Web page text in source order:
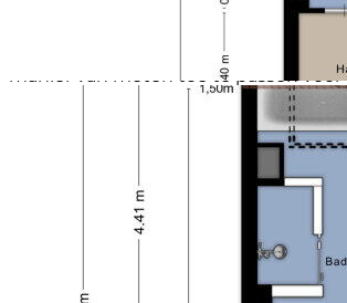
Toelichtingsclausule NEN2580:
De Meetinstructie is gebaseerd op de
Meetinstructie is bedoeld om een
manier van meten toe te passen voor
een indicatie van de
Meetinstructie sluit verschillen in
niet volledig uit, door bijvoorbeeld
interpretatieverschillen, afrondingen
bij het uitvoeren van de meting.